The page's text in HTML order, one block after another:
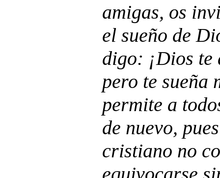
amigas, os
el sueño de
digo: ¡Dios te
pero te sueña
permite a
de nuevo,
cristiano no